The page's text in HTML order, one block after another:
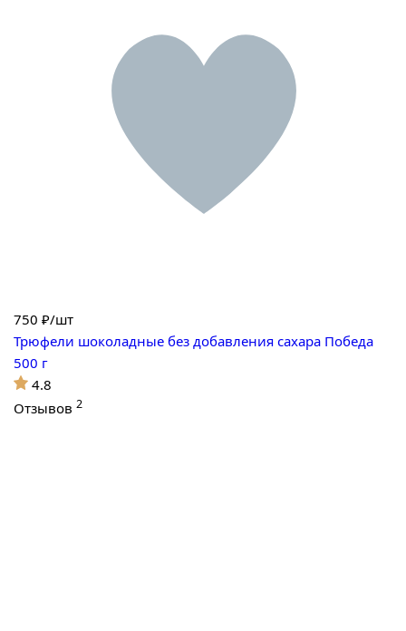
750 ₽/шт
Трюфели шоколадные без добавления сахара Победа
500 г
4.8
Отзывов 2